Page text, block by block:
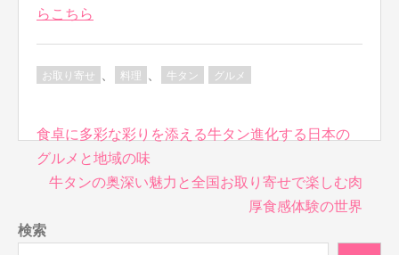
らこちら
お取り寄せ 料理 牛タン グルメ
投
稿
ナ
ゲ
ー
食卓に多彩な彩りを添える牛タン進化する日本の
グルメと地域の味
牛タンの奥深い魅力と全国お取り寄せで楽しむ肉
厚食感体験の世界
検索